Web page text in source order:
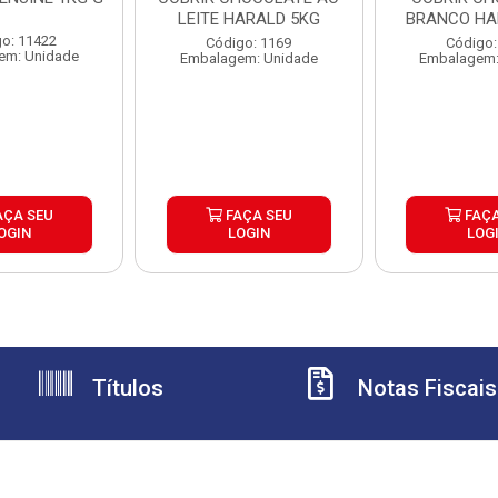
11422
Unidade
SEU
LEITE HARALD 5KG
Código: 1169
Embalagem: Unidade
FAÇA SEU
LOGIN
Títulos Notas Fiscais